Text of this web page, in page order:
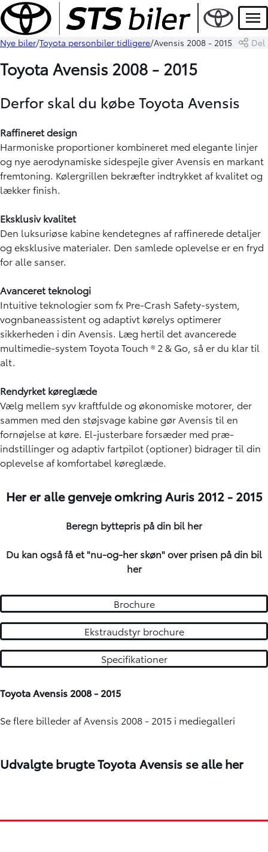
Nye biler Toyota personbiler tidligere Avensis 2008 - 2015 Del
Toyota Avensis 2008 - 2015
Derfor skal du købe Toyota Avensis
Raffineret design
Harmoniske proportioner kombineret med elegante linjer
og nye aerodynamiske sidespejle giver Avensis en markant
fremtoning. Kølergrillen bekræfter indtrykket af kvalitet og
lækker finish.
Eksklusiv kvalitet
Den luksuriøse kabine kendetegnes af raffinerede detaljer
og eksklusive materialer. Den samlede oplevelse er en fryd
for alle sanser.
Avanceret teknologi
Intuitive teknologier som fx Pre-Crash Safety-system,
vognbaneassistent og adaptivt kørelys optimerer
sikkerheden i din Avensis. Læg hertil det avancerede
multimedie-system Toyota Touch ® 2 & Go, så er du klar til
alt.
Rendyrket køreglæde
Vælg mellem syv kraftfulde og økonomiske motorer, der
sammen med den støjsvage kabine gør Avensis til en
fornøjelse at køre. El-justerbare forsæder med præ-
indstillinger og adaptiv fartpilot (optioner) bidrager til din
oplevelse af komfortabel køreglæde.
Her er alle genveje omkring Auris 2012 - 2015
Beregn byttepris på din bil her
Du kan også få et "nu-og-her skøn" over prisen på din bil
her
Brochure
Ekstraudstyr brochure
Specifikationer
Toyota Avensis 2008 - 2015
Se flere billeder af Avensis 2008 - 2015 i mediegalleri
Udvalgte brugte Toyota Avensis se alle her